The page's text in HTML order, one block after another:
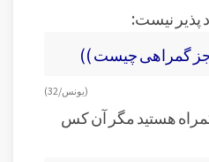
نيست:
جز گمراهى چيست ))
(يونس/ 32)
هستيد مگر آن کس